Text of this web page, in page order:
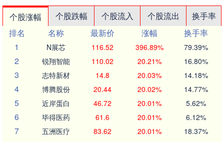
个股涨幅 个股跌幅 个股流入 个股流出
换手率
排名
名称 最新价 涨幅
换手率
1
N展芯 116.52 396.89% 79.39%
2 锐翔智能 110.02 20.21% 16.80%
3 志特新材 14.8 20.03% 14.18%
4 博腾股份 20.44 20.02% 14.77%
5 近岸蛋白 46.72 20.01% 5.62%
6 毕得医药 61.6 20.01% 6.12%
7 五洲医疗 83.62 20.01% 18.37%